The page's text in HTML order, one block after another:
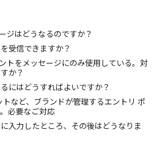
ジはどうなるのですか？
受信できますか？
トをメッセージにのみ使用している。対
か？
にはどうすればよいですか？
トなど、ブランドが管理するエントリ ポ
必要なご対応
入力したところ、その後はどうなりま